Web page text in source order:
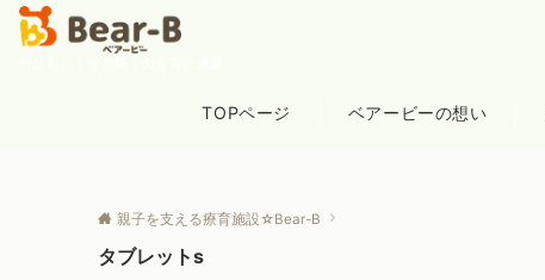
TOPページ ベアービーの想い
親子を支える療育施設☆Bear-B
タブレットs